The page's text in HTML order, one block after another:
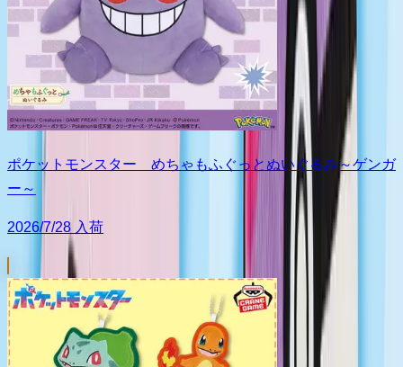
ポケットモンスター めちゃもふぐっとぬいぐるみ～ゲンガ
ー～
2026/7/28 入荷